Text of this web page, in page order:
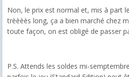
Non, le prix est normal et, mis à part
trèèèès long, ça a bien marché chez
toute façon, on est obligé de passer
P.S. Attends les soldes mi-